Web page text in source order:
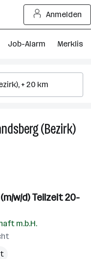
Anmelden
Job-Alarm Merkliste
(Bezirk)2
w/d) Teilzeit 20-
m.b.H.